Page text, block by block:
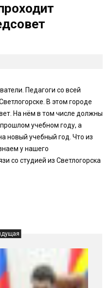
Педагоги со всей
В этом городе
На нём в том числе должны
учебном году, а
новый учебный год. Что из
у нашего
со студией из Светлогорска